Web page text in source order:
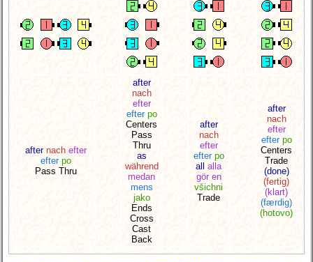
after nach efter
efter po
Pass Thru
after
nach
efter
efter po
Centers
Pass
Thru
as
während
medan
mens
jako
Ends
Cross
Cast
Back
after
nach
efter
efter po
all alla
gör en
všichni
Trade
after
nach
efter
efter po
Centers
Trade
(done)
(fertig)
(klart)
(færdig)
(hotovo)